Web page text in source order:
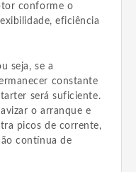
conforme o
eficiência
seja, se a
constante
será suficiente.
o arranque e
picos de corrente,
contínua de